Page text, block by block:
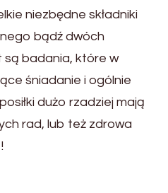
niezbędne składniki
bądź dwóch
są badania, które w
śniadanie i ogólnie
dużo rzadziej mają
rad, lub też zdrowa